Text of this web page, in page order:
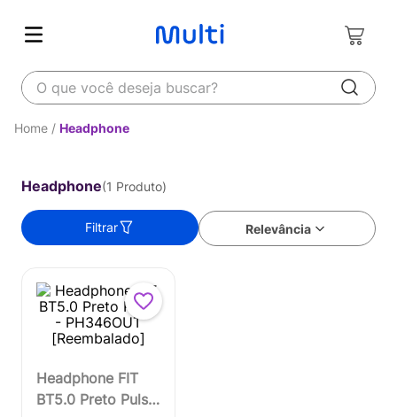
O que você deseja buscar?
Headphone
Headphone 1 Produto
Relevância
Filtrar
Headphone FIT
BT5.0 Preto Pulse